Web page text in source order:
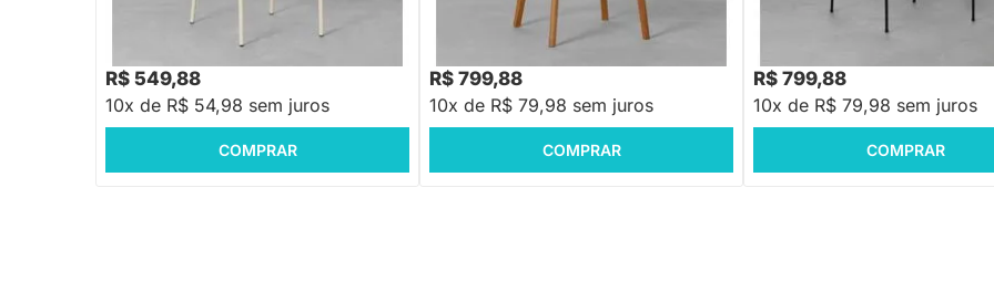
R$ 549,88
10x de R$ 54,98 sem juros
COMPRAR
R$ 799,88
10x de R$ 79,98 sem juros
COMPRAR
R$ 799,88
10x de R$ 79,98 sem juros
COMPRAR